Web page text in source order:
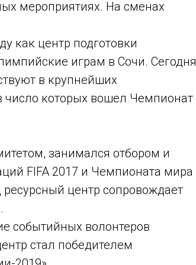
мероприятиях. На сменах
как центр подготовки
играм в Сочи. Сегодня
в крупнейших
число которых вошел Чемпионат
занимался отбором и
FIFA 2017 и Чемпионата мира
центр сопровождает
событийных волонтеров
стал победителем